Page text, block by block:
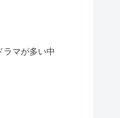
マが多い中